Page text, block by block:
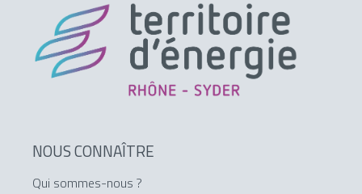
NOUS CONNAÎTRE
Qui sommes-nous ?